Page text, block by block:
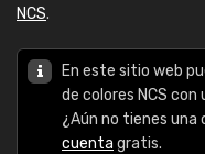
NCS.
En este sitio web
de colores NCS con
¿Aún no tienes
cuenta gratis.